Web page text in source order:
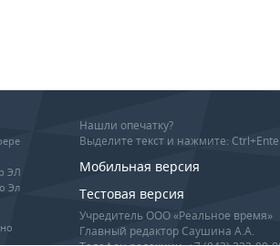
ЭЛ
Эл
Нашли опечатку?
Выделите текст и нажмите:
Мобильная версия
Тестовая версия
Учредитель ООО «Реальное время»
Главный редактор Саушина А.А.